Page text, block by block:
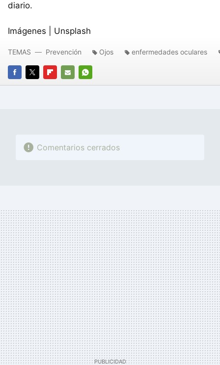
diario.
Imágenes | Unsplash
FACEBOOK
TWITTERFLIPBOARD
E-
WHATSAPP
TEMAS Prevención Ojos enfermedades oculares
Comentarios cerrados